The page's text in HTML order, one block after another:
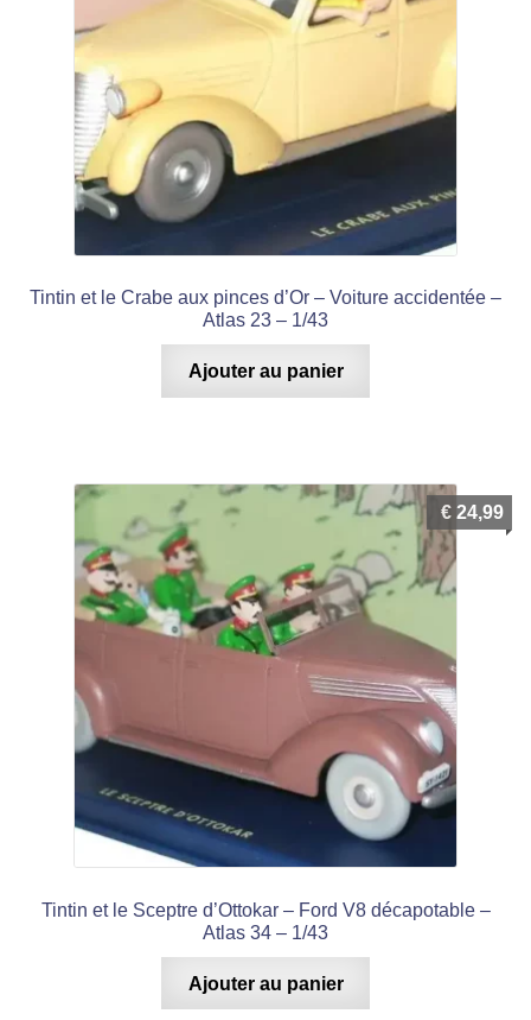
Tintin et le Crabe aux pinces d’Or – Voiture accidentée –
Atlas 23 – 1/43
Ajouter au panier
Tintin et le Sceptre d’Ottokar – Ford V8 décapotable –
Atlas 34 – 1/43
€ 24,99
Ajouter au panier